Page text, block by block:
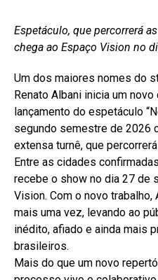
Espetáculo, que percorrerá
chega ao Espaço Vision no
Um dos maiores nomes do
Renato Albani inicia um
lançamento do espetáculo
segundo semestre de 2026
extensa turnê, que
Entre as cidades
recebe o show no dia 27 de
Vision. Com o novo
mais uma vez, levando ao
inédito, afiado e ainda mais
brasileiros.
Mais do que um novo